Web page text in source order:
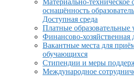
Материально-техническое
оснащённость
Доступная среда
Платные образовательные
Финансово-хозяйственная
Вакантные места для
обучающихся
Стипендии и меры
Международное